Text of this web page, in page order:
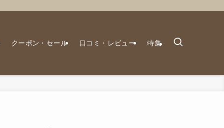
クーポン・セール 口コミ・レビュー 特集